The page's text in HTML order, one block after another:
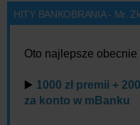
HITY BANKOBRANIA - Mr.
Oto najlepsze
▶️ 1000 zł premii +
za konto w mBanku